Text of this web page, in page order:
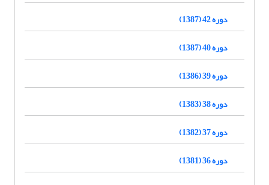
دوره 42 (1387)
دوره 40 (1387)
دوره 39 (1386)
دوره 38 (1383)
دوره 37 (1382)
دوره 36 (1381)